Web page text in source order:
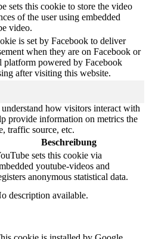
sets this cookie to store the video
of the user using embedded
video.
is set by Facebook to deliver
when they are on Facebook or
platform powered by Facebook
after visiting this website.
how visitors interact with
provide information on metrics the
traffic source, etc.
Beschreibung
sets this cookie via
youtube-videos and
anonymous statistical data.
description available.